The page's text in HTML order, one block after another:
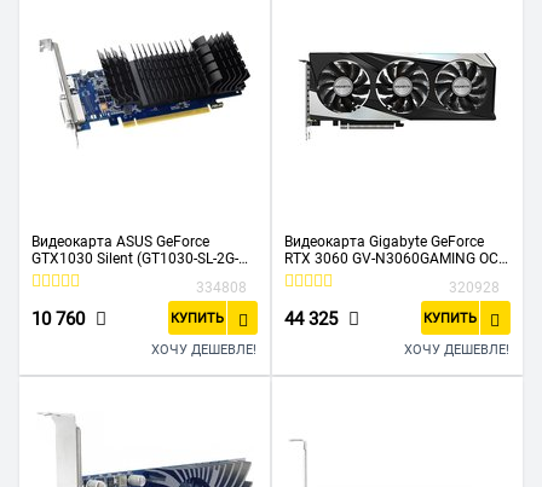
Видеокарта ASUS GeForce
GTX1030 Silent (GT1030-SL-2G-
BRK) 2GB 64bit GDDR5 (1228-
334808
10 760 КУПИТЬ
ХОЧУ ДЕШЕВЛЕ!
Видеокарта Gigabyte GeForce
RTX 3060 GV-N3060GAMING OC-
12GD 2.0 LHR 12288Mb 192
1837/15000/HDMIx2/DPx2/HDC
P Ret
320928
44 325 КУПИТЬ
ХОЧУ ДЕШЕВЛЕ!